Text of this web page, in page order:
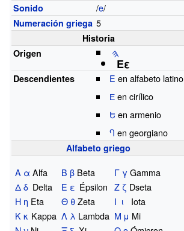
Sonido /e/
Numeración griega 5
Historia
Origen
𐤄
Εε
Descendientes E en alfabeto latino
Еen cirílico
Ե en armenio
Ⴄ en georgiano
Alfabeto griego
Α α Alfa Β β Beta Γ γ Gamma
Δδ Delta Ε ε Épsilon Ζ ζ Dseta
Η η Eta Θ θZeta Ι ι
Iota
Κκ Kappa Λ λ Lambda Μ μ Mi